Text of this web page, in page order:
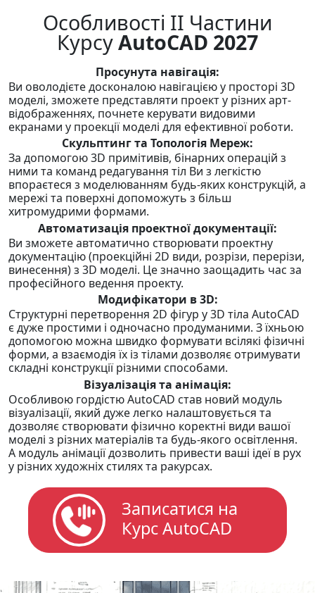
Особливості II Частини
КурсуAutoCAD 2027
Просунута навігація:
Ви оволодієте досконалою навігацією у просторі 3D
моделі, зможете представляти проект у різних арт-
відображеннях, почнете керувати видовими
екранами у проекції моделі для ефективної роботи.
Скульптинг та Топологія Мереж:
За допомогою 3D примітивів, бінарних операцій з
ними та команд редагування тіл Ви з легкістю
впораєтеся з моделюванням будь-яких конструкцій, а
мережі та поверхні допоможуть з більш
хитромудрими формами.
Автоматизація проектної документації:
Ви зможете автоматично створювати проектну
документацію (проекційні 2D види, розрізи, перерізи,
винесення) з 3D моделі. Це значно заощадить час за
професійного ведення проекту.
Модифікатори в 3D:
Структурні перетворення 2D фігур у 3D тіла AutoCAD
є дуже простими і одночасно продуманими. З їхньою
допомогою можна швидко формувати всілякі фізичні
форми, а взаємодія їх із тілами дозволяє отримувати
складні конструкції різними способами.
Візуалізація та анімація:
Особливою гордістю AutoCAD став новий модуль
візуалізації, який дуже легко налаштовується та
дозволяє створювати фізично коректні види вашої
моделі з різних матеріалів та будь-якого освітлення.
А модуль анімації дозволить привести ваші ідеї в рух
у різних художніх стилях та ракурсах.
Записатися на
Курс AutoCAD